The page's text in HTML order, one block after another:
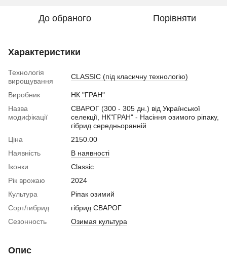
До обраного Порівняти
Характеристики
Технологія
вирощування
CLASSIC (під класичну технологію)
Виробник
НК "ГРАН"
Назва
модифікації
СВАРОГ (300 - 305 дн.) від Української
селекції, НК"ГРАН" - Насіння озимого ріпаку,
гібрид середньоранній
Ціна
2150.00
Наявність
В наявності
Іконки
Classic
Рік врожаю
2024
Культура
Ріпак озимий
Сорт/гибрид
гібрид СВАРОГ
Сезонность
Озимая культура
Опис